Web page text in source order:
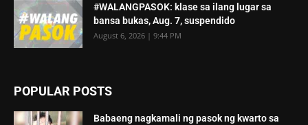
#WALANGPASOK: klase sa ilang lugar sa
bansa bukas, Aug. 7, suspendido
August 6, 2026 | 9:44 PM
POPULAR POSTS
Babaeng nagkamali ng pasok ng kwarto sa